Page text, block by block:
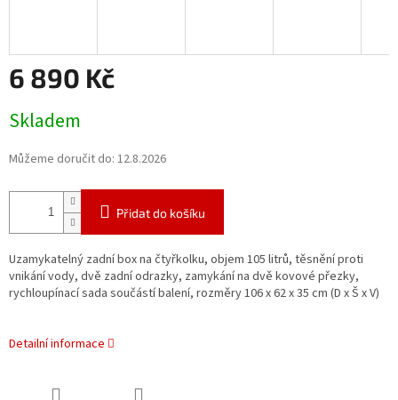
6 890 Kč
cena:
Skladem
Můžeme doručit do: 12.8.2026
Přidat do košíku
Uzamykatelný zadní box na čtyřkolku, objem 105 litrů, těsnění proti
vnikání vody, dvě zadní odrazky, zamykání na dvě kovové přezky,
rychloupínací sada součástí balení, rozměry 106 x 62 x 35 cm (D x Š x V)
Detailní informace